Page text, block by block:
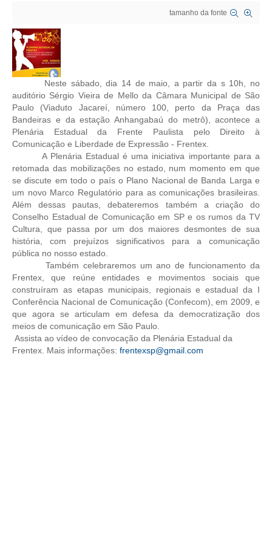
CONSELHO TECNOLÓGICO
HISTÓRICO E ATUAÇÃO
COMPOSIÇÃO
CONSELHOS ASSESSORES
PERSONALIDADES DA TECNOLOGIA
NÚCLEO DA MULHER ENGENHEIRA
TRANSPARÊNCIA
JURÍDICO
CONSULTORIA
ACORDOS, CONVENÇÕES E DISSÍDIOS
CONTRIBUIÇÕES
CONTRIBUIÇÃO ASSISTENCIAL
CONTRIBUIÇÃO ASSOCIATIVA OU ANUIDADE DE SÓCIO
tamanho da fonte
Neste sábado, dia 14 de maio, a partir da s 10h, no
auditório Sérgio Vieira de Mello da Câmara Municipal de São
Paulo (Viaduto Jacareí, número 100, perto da Praça das
Bandeiras e da estação Anhangabaú do metrô), acontece a
Plenária Estadual da Frente Paulista pelo Direito à
Comunicação e Liberdade de Expressão - Frentex.
A Plenária Estadual é uma iniciativa importante para a
retomada das mobilizações no estado, num momento em que
se discute em todo o país o Plano Nacional de Banda Larga e
um novo Marco Regulatório para as comunicações brasileiras.
Além dessas pautas, debateremos também a criação do
Conselho Estadual de Comunicação em SP e os rumos da TV
Cultura, que passa por um dos maiores desmontes de sua
história, com prejuízos significativos para a comunicação
pública no nosso estado.
Também celebraremos um ano de funcionamento da
Frentex, que reúne entidades e movimentos sociais que
construíram as etapas municipais, regionais e estadual da I
Conferência Nacional de Comunicação (Confecom), em 2009, e
que agora se articulam em defesa da democratização dos
meios de comunicação em São Paulo.
Assista ao vídeo de convocação da Plenária Estadual da
Frentex. Mais informações: frentexsp@gmail.com